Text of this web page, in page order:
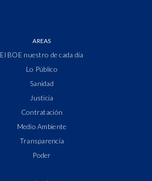
AREAS
El BOE nuestro de cada día
Lo Público
Sanidad
Justicia
Contratación
Medio Ambiente
Transparencia
Poder